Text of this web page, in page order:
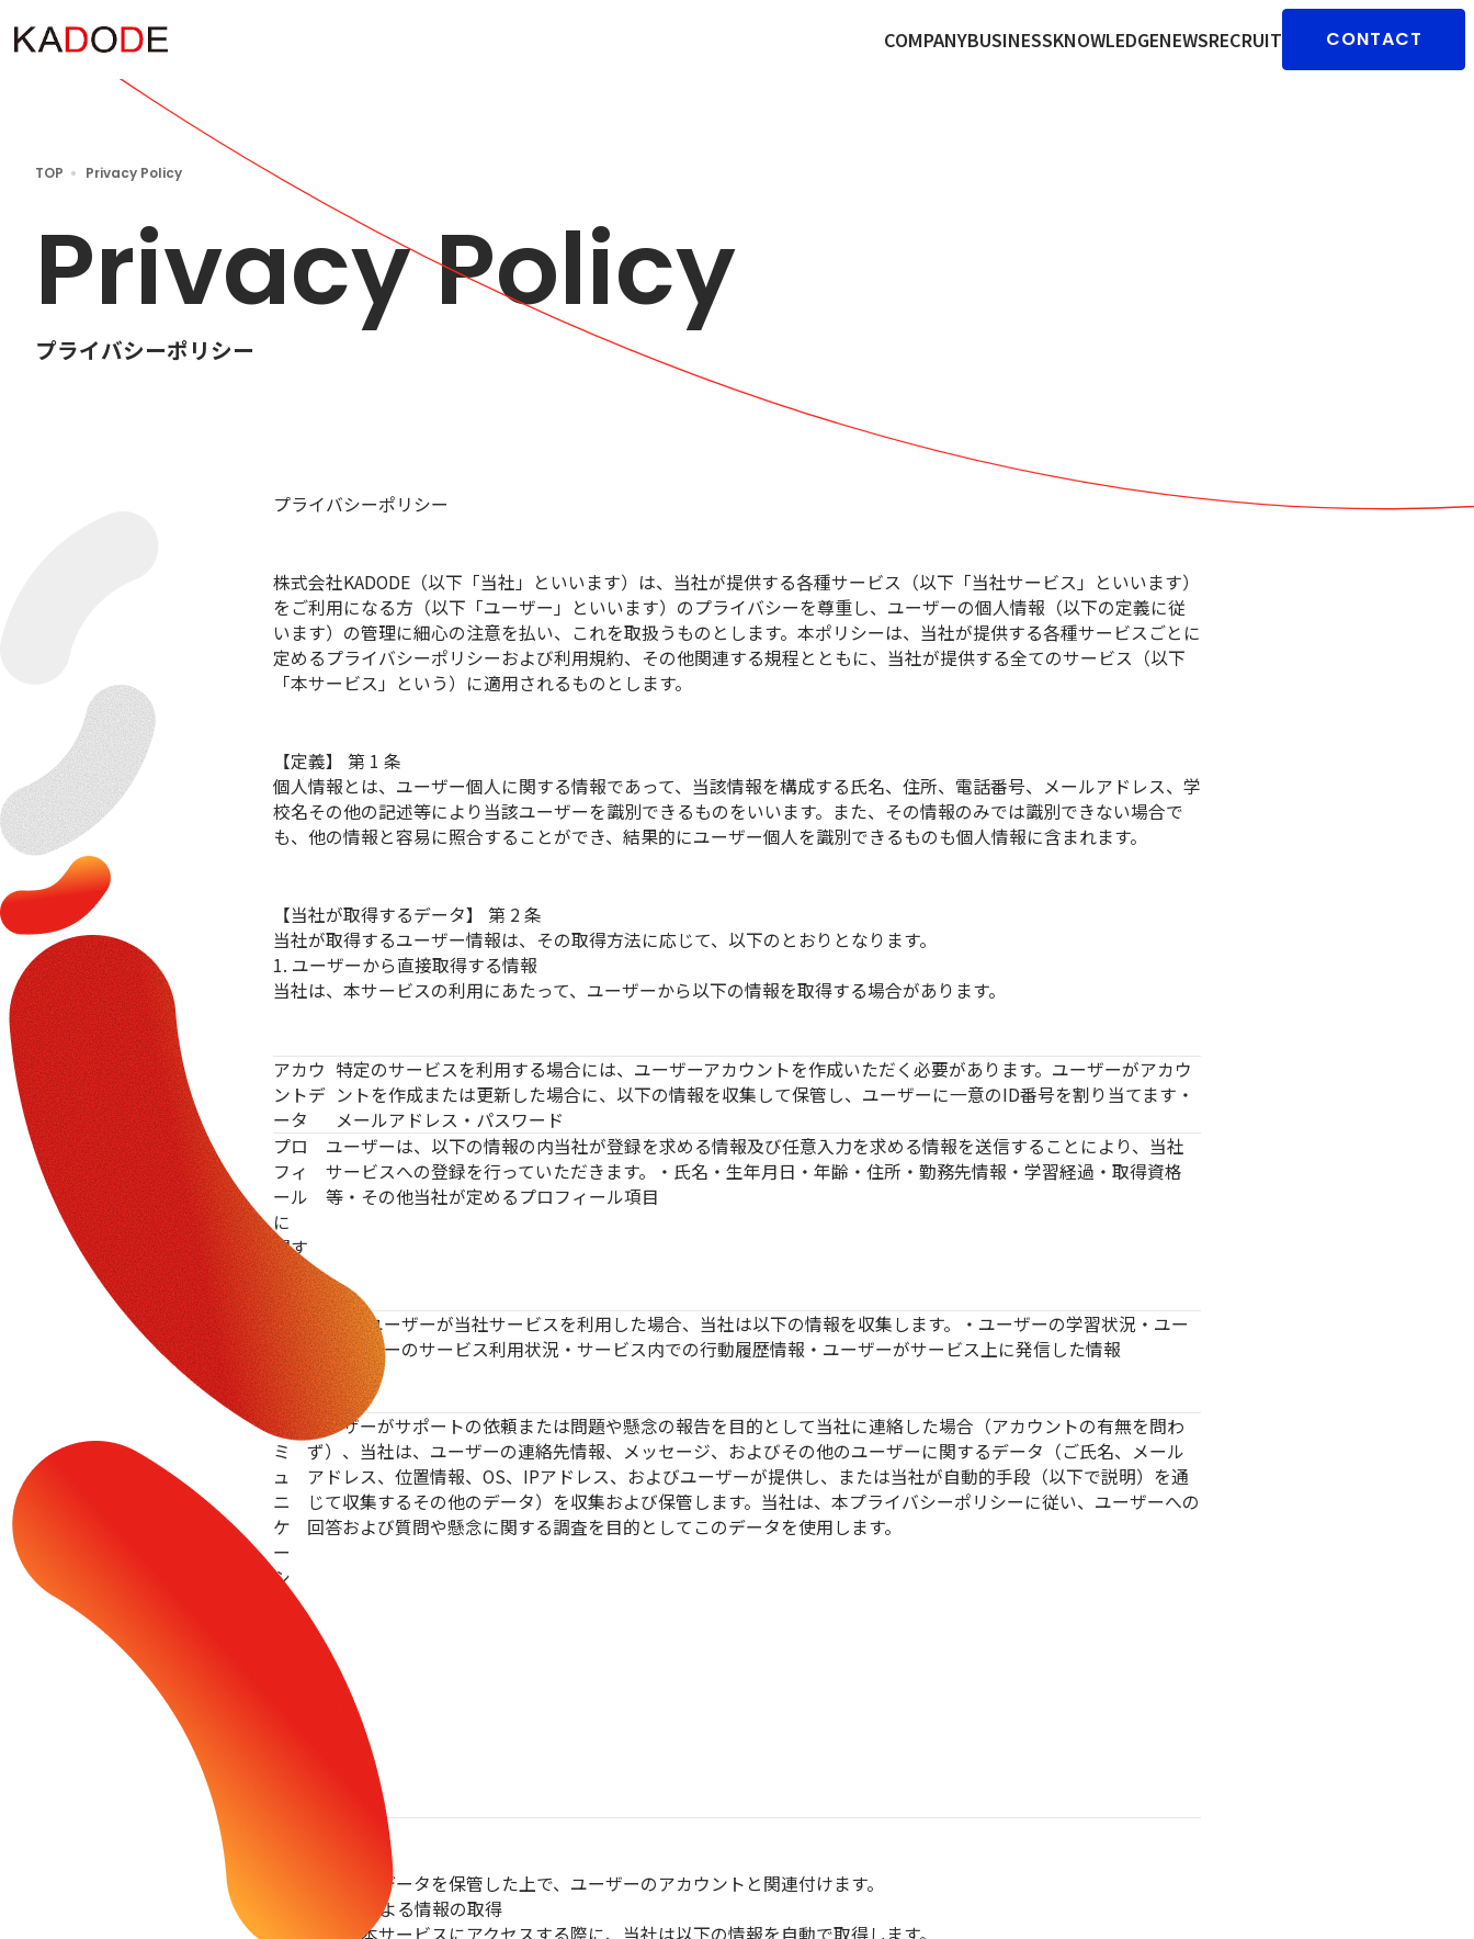
COMPANYBUSINESSKNOWLEDGENEWSRECRUIT CONTACT
TOP Privacy Policy
Privacy Policy
プライバシーポリシー
プライバシーポリシー
株式会社KADODE（以下「当社」といいます）は、当社が提供する各種サービス（以下「当社サービス」といいます）
をご利用になる方（以下「ユーザー」といいます）のプライバシーを尊重し、ユーザーの個人情報（以下の定義に従
います）の管理に細心の注意を払い、これを取扱うものとします。本ポリシーは、当社が提供する各種サービスごとに
定めるプライバシーポリシーおよび利用規約、その他関連する規程とともに、当社が提供する全てのサービス（以下
「本サービス」という）に適用されるものとします。
【定義】
第 1 条
個人情報とは、ユーザー個人に関する情報であって、当該情報を構成する氏名、住所、電話番号、メールアドレス、学
校名その他の記述等により当該ユーザーを識別できるものをいいます。また、その情報のみでは識別できない場合で
も、他の情報と容易に照合することができ、結果的にユーザー個人を識別できるものも個人情報に含まれます。
【当社が取得するデータ】
第 2 条
当社が取得するユーザー情報は、その取得方法に応じて、以下のとおりとなります。
1. ユーザーから直接取得する情報
当社は、本サービスの利用にあたって、ユーザーから以下の情報を取得する場合があります。
アカウ
ントデ
ータ
特定のサービスを利用する場合には、ユーザーアカウントを作成いただく必要があります。ユーザーがアカウ
ントを作成または更新した場合に、以下の情報を収集して保管し、ユーザーに一意のID番号を割り当てます・
メールアドレス・パスワード
プロ
フィ
ール
に
関す
るデ
ータ
ユーザーは、以下の情報の内当社が登録を求める情報及び任意入力を求める情報を送信することにより、当社
サービスへの登録を行っていただきます。・氏名・生年月日・年齢・住所・勤務先情報・学習経過・取得資格
等・その他当社が定めるプロフィール項目
当社サービ
スの利用に
関するデー
タ
ユーザーが当社サービスを利用した場合、当社は以下の情報を収集します。・ユーザーの学習状況・ユー
ザーのサービス利用状況・サービス内での行動履歴情報・ユーザーがサービス上に発信した情報
コ
ミ
ュ
ニ
ケ
ー
シ
ユーザーがサポートの依頼または問題や懸念の報告を目的として当社に連絡した場合（アカウントの有無を問わ
ず）、当社は、ユーザーの連絡先情報、メッセージ、およびその他のユーザーに関するデータ（ご氏名、メール
アドレス、位置情報、OS、IPアドレス、およびユーザーが提供し、または当社が自動的手段（以下で説明）を通
じて収集するその他のデータ）を収集および保管します。当社は、本プライバシーポリシーに従い、ユーザーへの
回答および質問や懸念に関する調査を目的としてこのデータを使用します。
当社は、上記データを保管した上で、ユーザーのアカウントと関連付けます。
2. システムによる情報の取得
ユーザーが本サービスにアクセスする際に、当社は以下の情報を自動で取得します。